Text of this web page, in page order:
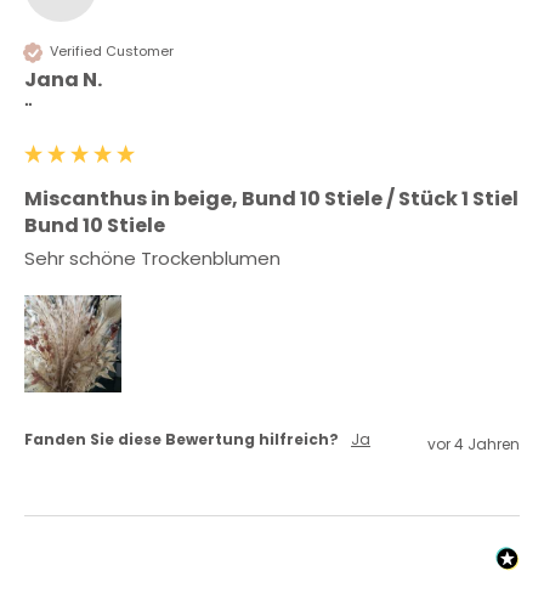
Verified Customer
Jana N.
""
Miscanthus in beige, Bund 10 Stiele / Stück 1 Stiel
Bund 10 Stiele
Sehr schöne Trockenblumen
Fanden Sie diese Bewertung hilfreich? Ja vor 4 Jahren